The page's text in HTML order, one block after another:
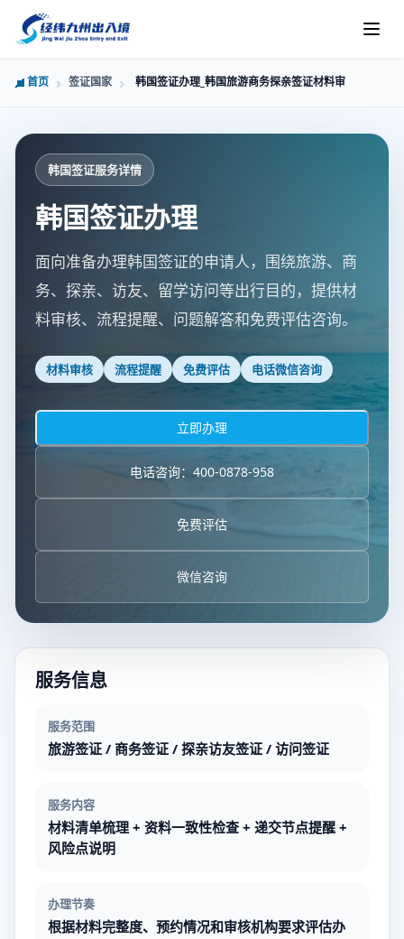
首页 签证国家 韩国签证办理_韩国旅游商务探亲签证材料审核_济南经
韩国签证服务详情
韩国签证办理
面向准备办理韩国签证的申请人，围绕旅游、商
务、探亲、访友、留学访问等出行目的，提供材
料审核、流程提醒、问题解答和免费评估咨询。
材料审核 流程提醒 免费评估 电话微信咨询
立即办理
电话咨询：400-0878-958
免费评估
微信咨询
服务信息
服务范围
旅游签证 / 商务签证 / 探亲访友签证 / 访问签证
服务内容
材料清单梳理 + 资料一致性检查 + 递交节点提醒 +
风险点说明
办理节奏
根据材料完整度、预约情况和审核机构要求评估办